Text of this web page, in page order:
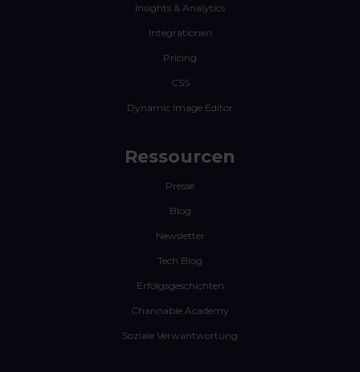
Insights & Analytics
Integrationen
Pricing
CSS
Dynamic Image Editor
Ressourcen
Presse
Blog
Newsletter
Tech Blog
Erfolgsgeschichten
Channable Academy
Soziale Verwantwortung